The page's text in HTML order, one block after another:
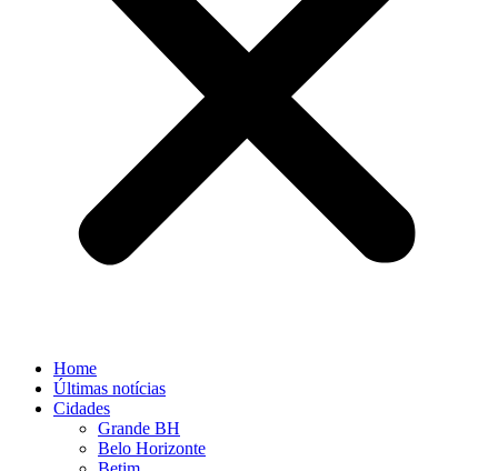
Home
Últimas notícias
Cidades
Grande BH
Belo Horizonte